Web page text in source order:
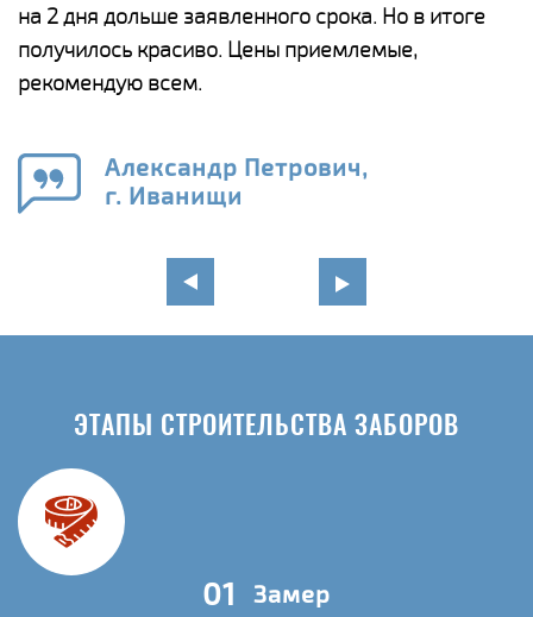
на 2 дня дольше заявленного срока. Но в итоге
получилось красиво. Цены приемлемые,
рекомендую всем.
Александр Петрович,
г. Иванищи
ЭТАПЫ СТРОИТЕЛЬСТВА ЗАБОРОВ
01 Замер